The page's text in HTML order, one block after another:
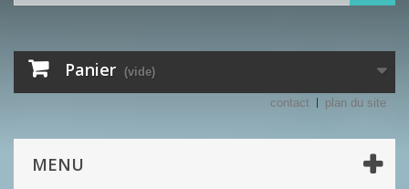
Panier (vide)
contact plan du site
MENU